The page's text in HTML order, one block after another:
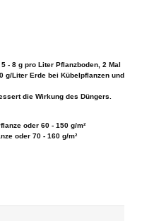
- 8 g pro Liter Pflanzboden, 2 Mal
g/Liter Erde bei Kübelpflanzen und
die Wirkung des Düngers.
oder 60 - 150 g/m²
oder 70 - 160 g/m²